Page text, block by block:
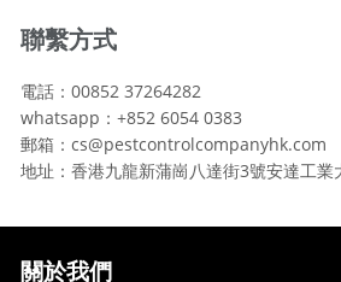
聯繫方式
電話：00852 37264282
whatsapp：+852 6054 0383
郵箱：cs@pestcontrolcompanyhk.com
地址：香港九龍新蒲崗八達街3號安達工業
關於我們